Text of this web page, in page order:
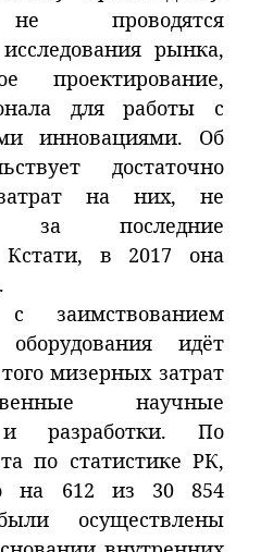
проводятся
рынка,
проектирование,
для работы с
инновациями. Об
достаточно
на них, не
за последние
Кстати, в 2017 она
с заимствованием
идёт
мизерных затрат
научные
и разработки. По
по статистике РК,
на 612 из 30 854
осуществлены